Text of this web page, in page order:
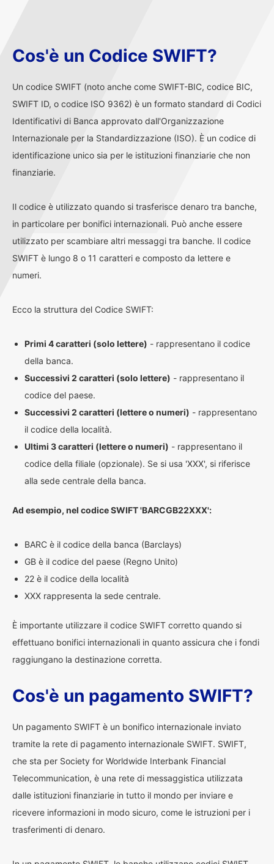
Cos'è un Codice SWIFT?
Un codice SWIFT (noto anche come SWIFT-BIC, codice BIC,
SWIFT ID, o codice ISO 9362) è un formato standard di Codici
Identificativi di Banca approvato dall'Organizzazione
Internazionale per la Standardizzazione (ISO). È un codice di
identificazione unico sia per le istituzioni finanziarie che non
finanziarie.
Il codice è utilizzato quando si trasferisce denaro tra banche,
in particolare per bonifici internazionali. Può anche essere
utilizzato per scambiare altri messaggi tra banche. Il codice
SWIFT è lungo 8 o 11 caratteri e composto da lettere e
numeri.
Ecco la struttura del Codice SWIFT:
Primi 4 caratteri (solo lettere) - rappresentano il codice
della banca.
Successivi 2 caratteri (solo lettere) - rappresentano il
codice del paese.
Successivi 2 caratteri (lettere o numeri) - rappresentano
il codice della località.
Ultimi 3 caratteri (lettere o numeri) - rappresentano il
codice della filiale (opzionale). Se si usa 'XXX', si riferisce
alla sede centrale della banca.
Ad esempio, nel codice SWIFT 'BARCGB22XXX':
BARC è il codice della banca (Barclays)
GB è il codice del paese (Regno Unito)
22 è il codice della località
XXX rappresenta la sede centrale.
È importante utilizzare il codice SWIFT corretto quando si
effettuano bonifici internazionali in quanto assicura che i fondi
raggiungano la destinazione corretta.
Cos'è un pagamento SWIFT?
Un pagamento SWIFT è un bonifico internazionale inviato
tramite la rete di pagamento internazionale SWIFT. SWIFT,
che sta per Society for Worldwide Interbank Financial
Telecommunication, è una rete di messaggistica utilizzata
dalle istituzioni finanziarie in tutto il mondo per inviare e
ricevere informazioni in modo sicuro, come le istruzioni per i
trasferimenti di denaro.